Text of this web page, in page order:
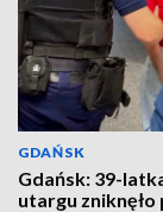
GDAŃSK
Gdańsk: 39-
utargu zniknęło